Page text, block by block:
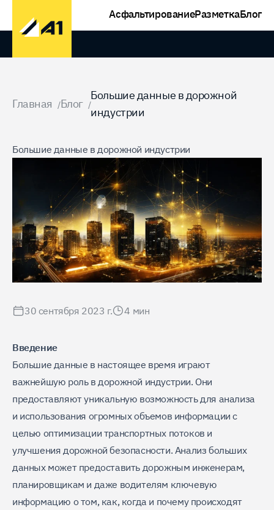
АсфальтированиеРазметкаБлог
Главная /Блог /
Большие данные в дорожной
индустрии
Большие данные в дорожной индустрии
30 сентября 2023 г. 4 мин
Введение
Большие данные в настоящее время играют
важнейшую роль в дорожной индустрии. Они
предоставляют уникальную возможность для анализа
и использования огромных объемов информации с
целью оптимизации транспортных потоков и
улучшения дорожной безопасности. Анализ больших
данных может предоставить дорожным инженерам,
планировщикам и даже водителям ключевую
информацию о том, как, когда и почему происходят